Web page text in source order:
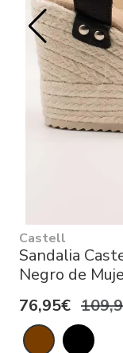
Castell
Sandalia
Negro de
76,95€